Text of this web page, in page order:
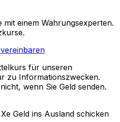
einem Währungsexperten.
für unseren
zu Informationszwecken.
wenn Sie Geld senden.
Geld ins Ausland schicken